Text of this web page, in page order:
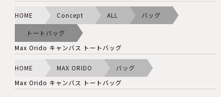
HOME Concept ALL バッグ
トートバッグ
Max Orido キャンバス トートバッグ
HOME MAX ORIDO
バッグ
Max Orido キャンバス トートバッグ